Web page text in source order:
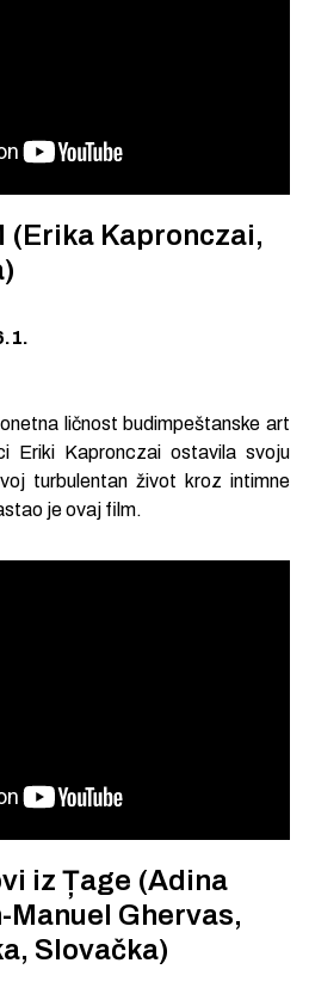
(Erika Kapronczai,
ličnost budimpeštanske art
Eriki Kapronczai ostavila svoju
turbulentan život kroz intimne
je ovaj film.
iz Țage (Adina
Manuel Ghervas,
Slovačka)